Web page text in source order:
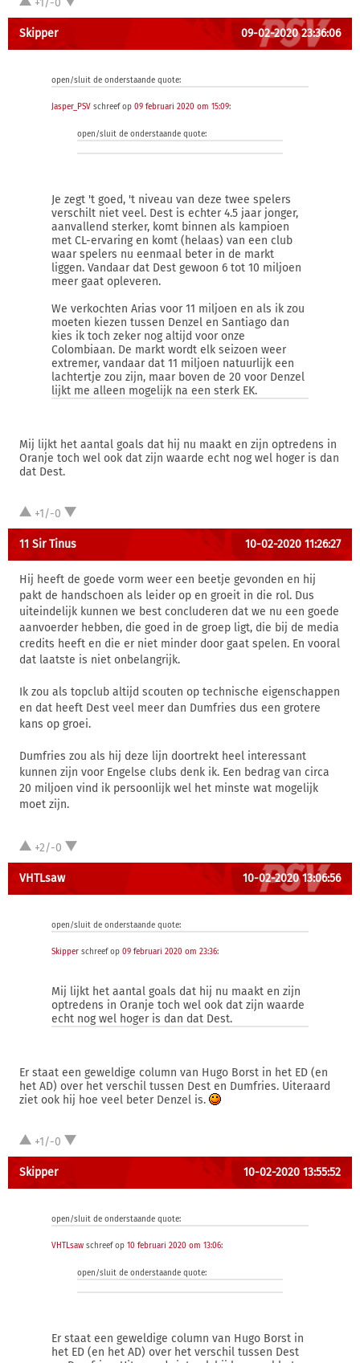
Skipper 09-02-2020 23:36:06
open/sluit de onderstaande quote:
Jasper_PSV schreef op 09 februari 2020 om 15:09:
open/sluit de onderstaande quote:
Je zegt 't goed, 't niveau van deze twee spelers
verschilt niet veel. Dest is echter 4.5 jaar jonger,
aanvallend sterker, komt binnen als kampioen
met CL-ervaring en komt (helaas) van een club
waar spelers nu eenmaal beter in de markt
liggen. Vandaar dat Dest gewoon 6 tot 10 miljoen
meer gaat opleveren.
We verkochten Arias voor 11 miljoen en als ik zou
moeten kiezen tussen Denzel en Santiago dan
kies ik toch zeker nog altijd voor onze
Colombiaan. De markt wordt elk seizoen weer
extremer, vandaar dat 11 miljoen natuurlijk een
lachtertje zou zijn, maar boven de 20 voor Denzel
lijkt me alleen mogelijk na een sterk EK.
Mij lijkt het aantal goals dat hij nu maakt en zijn optredens in
Oranje toch wel ook dat zijn waarde echt nog wel hoger is dan
dat Dest.
+1/-0
11 Sir Tinus 10-02-2020 11:26:27
Hij heeft de goede vorm weer een beetje gevonden en hij
pakt de handschoen als leider op en groeit in die rol. Dus
uiteindelijk kunnen we best concluderen dat we nu een goede
aanvoerder hebben, die goed in de groep ligt, die bij de media
credits heeft en die er niet minder door gaat spelen. En vooral
dat laatste is niet onbelangrijk.
Ik zou als topclub altijd scouten op technische eigenschappen
en dat heeft Dest veel meer dan Dumfries dus een grotere
kans op groei.
Dumfries zou als hij deze lijn doortrekt heel interessant
kunnen zijn voor Engelse clubs denk ik. Een bedrag van circa
20 miljoen vind ik persoonlijk wel het minste wat mogelijk
moet zijn.
+2/-0
VHTLsaw 10-02-2020 13:06:56
open/sluit de onderstaande quote:
Skipper schreef op 09 februari 2020 om 23:36:
Mij lijkt het aantal goals dat hij nu maakt en zijn
optredens in Oranje toch wel ook dat zijn waarde
echt nog wel hoger is dan dat Dest.
Er staat een geweldige column van Hugo Borst in het ED (en
het AD) over het verschil tussen Dest en Dumfries. Uiteraard
ziet ook hij hoe veel beter Denzel is.
+1/-0
Skipper 10-02-2020 13:55:52
open/sluit de onderstaande quote:
VHTLsaw schreef op 10 februari 2020 om 13:06:
open/sluit de onderstaande quote:
Er staat een geweldige column van Hugo Borst in
het ED (en het AD) over het verschil tussen Dest